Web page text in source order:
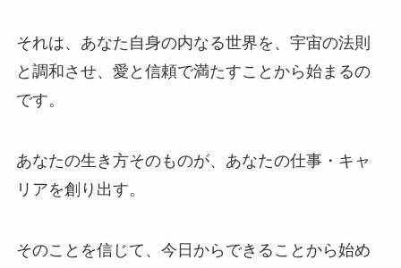
それは、あなた自身の内なる世界を、宇宙の法則
と調和させ、愛と信頼で満たすことから始まるの
です。
あなたの生き方そのものが、あなたの仕事・キャ
リアを創り出す。
そのことを信じて、今日からできることから始め